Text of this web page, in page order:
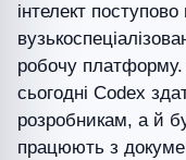
інтелект
робочу
сьогодні Codex
розробникам, а й
працюють з